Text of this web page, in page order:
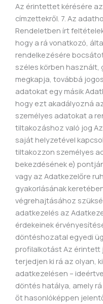
Az érintettet kérésére
címzettekről. 7. Az
Rendeletben írt
hogy a rá vonatkozó,
rendelkezésére
széles körben használt,
megkapja, továbbá
adatokat egy másik
hogy ezt akadályozná
személyes adatokat a
tiltakozáshoz való jog
saját helyzetével
tiltakozzon személyes
bekezdésének e)
vagy az Adatkezelőre
gyakorlásának
végrehajtásához
adatkezelés az
érdekeinek
döntéshozatal egyedi
profilalkotást Az érintett
terjedjen ki rá az olyan,
adatkezelésen –
döntés hatálya, amely
őt hasonlóképpen